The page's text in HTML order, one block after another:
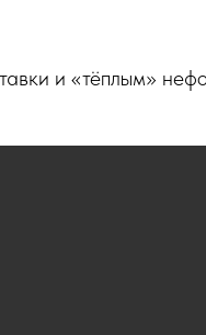
и «тёплым»